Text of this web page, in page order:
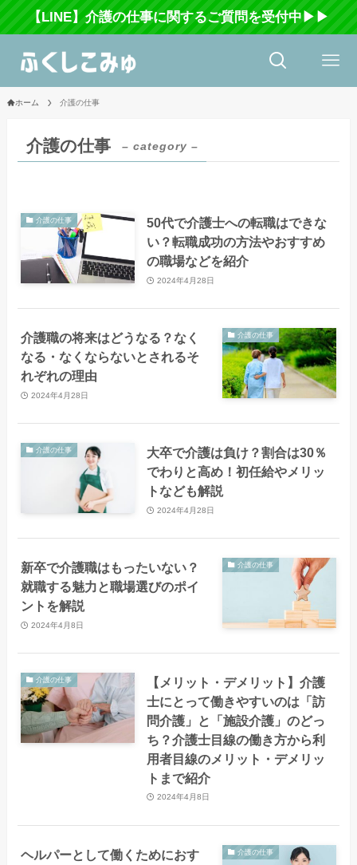
【LINE】介護の仕事に関するご質問を受付中▶▶
ホーム 介護の仕事
介護の仕事 – category –
介護の仕事
50代で介護士への転職はできな
い？転職成功の方法やおすすめ
の職場などを紹介
2024年4月28日
介護の仕事
介護職の将来はどうなる？なく
なる・なくならないとされるそ
れぞれの理由
2024年4月28日
介護の仕事
大卒で介護は負け？割合は30％
でわりと高め！初任給やメリッ
トなども解説
2024年4月28日
介護の仕事
新卒で介護職はもったいない？
就職する魅力と職場選びのポイ
ントを解説
2024年4月8日
介護の仕事
【メリット・デメリット】介護
士にとって働きやすいのは「訪
問介護」と「施設介護」のどっ
ち？介護士目線の働き方から利
用者目線のメリット・デメリッ
トまで紹介
2024年4月8日
介護の仕事
ヘルパーとして働くためにおす